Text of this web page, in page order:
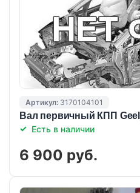
Артикул: 3170104101
Вал первичный КПП
Есть в наличии
6 900 руб.